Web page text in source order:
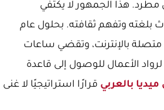
مطرد. هذا الجمهور لا يكتفي
بلغته وتفهم ثقافته. بحلول عام
متصلة بالإنترنت، وتقضي ساعات
الأعمال للوصول إلى قاعدة
بالعربي قرارًا استراتيجيًا لا غنى